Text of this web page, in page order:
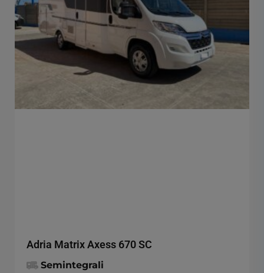
Adria Matrix Axess 670 SC
Semintegrali